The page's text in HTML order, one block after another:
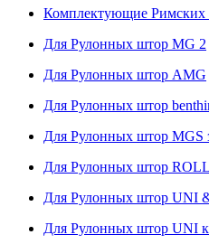
Комплектующие Римских
Для Рулонных штор MG 2
Для Рулонных штор AMG
Для Рулонных штор
Для Рулонных штор MGS
Для Рулонных штор
Для Рулонных штор UNI
Для Рулонных штор UNI